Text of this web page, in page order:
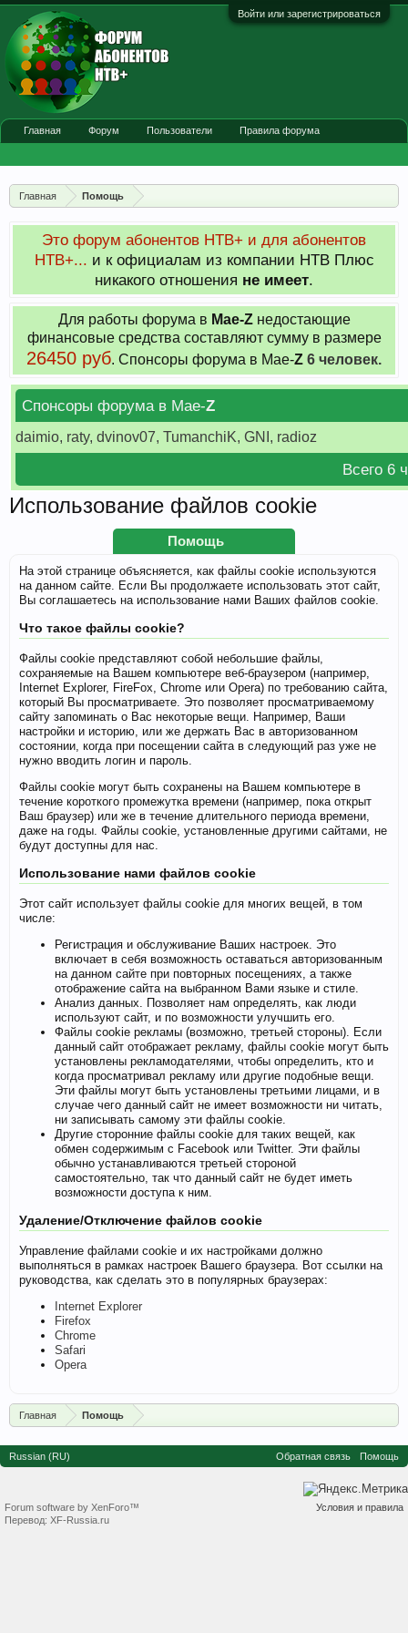
Войти или зарегистрироваться
Главная Помощь
Это форум абонентов НТВ+ и для абонентов
НТВ+... и к официалам из компании НТВ Плюс
никакого отношения не имеет.
Для работы форума в Мае-Zнедостающие
финансовые средства составляют сумму в размере
26450 руб. Cпонсоры форума в Мае-Z 6 человек.
Спонсоры форума в Мае-Z
daimio, raty, dvinov07, TumanchiK, GNI, radioz
Всего 6
Использование файлов cookie
Помощь
На этой странице объясняется, как файлы cookie используются
на данном сайте. Если Вы продолжаете использовать этот сайт,
Вы соглашаетесь на использование нами Ваших файлов cookie.
Что такое файлы cookie?
Файлы cookie представляют собой небольшие файлы,
сохраняемые на Вашем компьютере веб-браузером (например,
Internet Explorer, FireFox, Chrome или Opera) по требованию сайта,
который Вы просматриваете. Это позволяет просматриваемому
сайту запоминать о Вас некоторые вещи. Например, Ваши
настройки и историю, или же держать Вас в авторизованном
состоянии, когда при посещении сайта в следующий раз уже не
нужно вводить логин и пароль.
Файлы cookie могут быть сохранены на Вашем компьютере в
течение короткого промежутка времени (например, пока открыт
Ваш браузер) или же в течение длительного периода времени,
даже на годы. Файлы cookie, установленные другими сайтами, не
будут доступны для нас.
Использование нами файлов cookie
Этот сайт использует файлы cookie для многих вещей, в том
числе:
Регистрация и обслуживание Ваших настроек. Это
включает в себя возможность оставаться авторизованным
на данном сайте при повторных посещениях, а также
отображение сайта на выбранном Вами языке и стиле.
Анализ данных. Позволяет нам определять, как люди
используют сайт, и по возможности улучшить его.
Файлы cookie рекламы (возможно, третьей стороны). Если
данный сайт отображает рекламу, файлы cookie могут быть
установлены рекламодателями, чтобы определить, кто и
когда просматривал рекламу или другие подобные вещи.
Эти файлы могут быть установлены третьими лицами, и в
случае чего данный сайт не имеет возможности ни читать,
ни записывать самому эти файлы cookie.
Другие сторонние файлы cookie для таких вещей, как
обмен содержимым с Facebook или Twitter. Эти файлы
обычно устанавливаются третьей стороной
самостоятельно, так что данный сайт не будет иметь
возможности доступа к ним.
Удаление/Отключение файлов cookie
Управление файлами cookie и их настройками должно
выполняться в рамках настроек Вашего браузера. Вот ссылки на
руководства, как сделать это в популярных браузерах:
Internet Explorer
Firefox
Chrome
Safari
Opera
Главная Помощь
Главная Форум Пользователи Правила форума
Russian (RU) Обратная связь Помощь
Условия и правила
Forum software by XenForo™
Перевод: XF-Russia.ru